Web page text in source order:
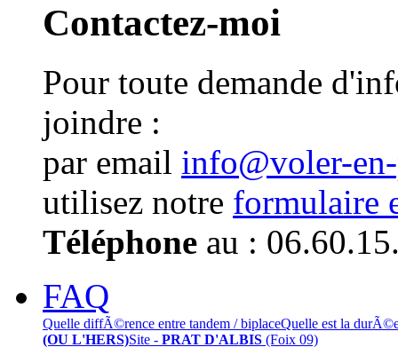
Contactez-moi
Pour toute demande
joindre :
par email info@voler-
utilisez notre formulaire
Téléphone au :
FAQ
Quelle diffÃ©rence entre tandem / biplaceQuelle est la
(OU L'HERS)Site - PRAT D'ALBIS (Foix 09)